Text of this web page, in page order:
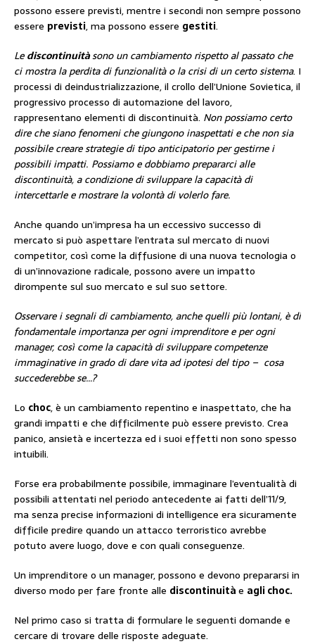
possono essere previsti, mentre i secondi non sempre possono
essere previsti, ma possono essere gestiti.
Lediscontinuitàsono un cambiamento rispetto al passato che
ci mostra la perdita di funzionalità o la crisi di un certo sistema. I
processi di deindustrializzazione, il crollo dell’Unione Sovietica, il
progressivo processo di automazione del lavoro,
rappresentano elementi di discontinuità. Non possiamo certo
dire che siano fenomeni che giungono inaspettati e che non sia
possibile creare strategie di tipo anticipatorio per gestirne i
possibili impatti. Possiamo e dobbiamo prepararci alle
discontinuità, a condizione di sviluppare la capacità di
intercettarle e mostrare la volontà di volerlo fare.
Anche quando un’impresa ha un eccessivo successo di
mercato si può aspettare l’entrata sul mercato di nuovi
competitor, così come la diffusione di una nuova tecnologia o
di un’innovazione radicale, possono avere un impatto
dirompente sul suo mercato e sul suo settore.
Osservare i segnali di cambiamento, anche quelli più lontani, è di
fondamentale importanza per ogni imprenditore e per ogni
manager, così come la capacità di sviluppare competenze
immaginative in grado di dare vita ad ipotesi del tipo – cosa
succederebbe se…?
Lo choc, è un cambiamento repentino e inaspettato, che ha
grandi impatti e che difficilmente può essere previsto. Crea
panico, ansietà e incertezza ed i suoi effetti non sono spesso
intuibili.
Forse era probabilmente possibile, immaginare l’eventualità di
possibili attentati nel periodo antecedente ai fatti dell’11/9,
ma senza precise informazioni di intelligence era sicuramente
difficile predire quando un attacco terroristico avrebbe
potuto avere luogo, dove e con quali conseguenze.
Un imprenditore o un manager, possono e devono prepararsi in
diverso modo per fare fronte alle discontinuitàe agli choc.
Nel primo caso si tratta di formulare le seguenti domande e
cercare di trovare delle risposte adeguate.